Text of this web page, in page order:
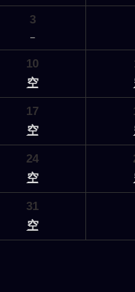
3
－
10
空
17
空
24
空
31
空